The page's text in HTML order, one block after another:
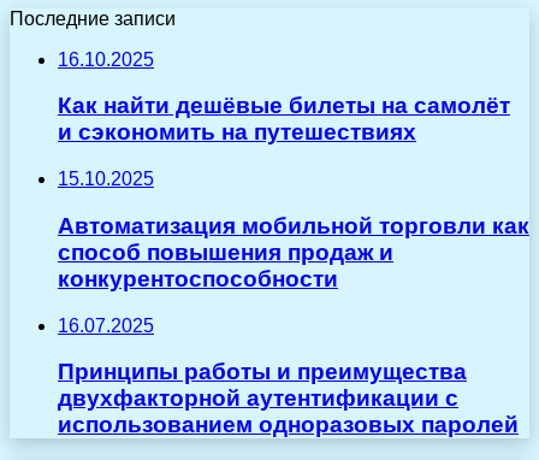
Последние записи
16.10.2025
Как найти дешёвые билеты на самолёт
и сэкономить на путешествиях
15.10.2025
Автоматизация мобильной торговли как
способ повышения продаж и
конкурентоспособности
16.07.2025
Принципы работы и преимущества
двухфакторной аутентификации с
использованием одноразовых паролей